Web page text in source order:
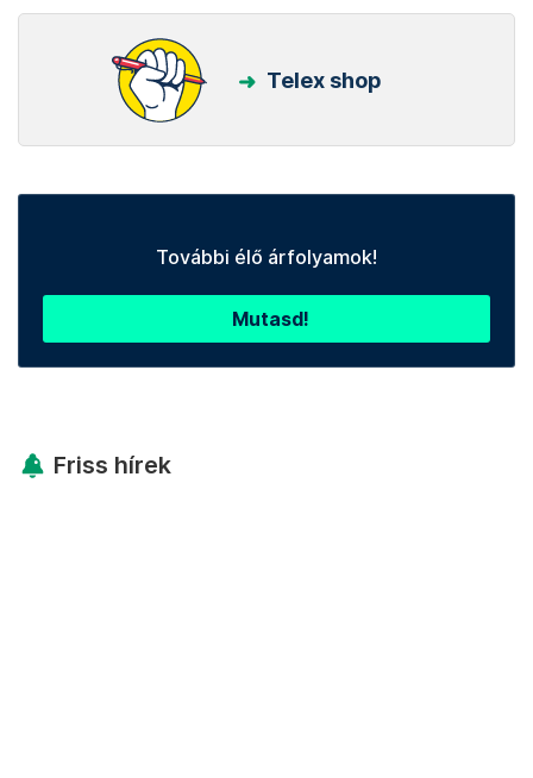
Telex shop
További élő árfolyamok!
Mutasd!
Friss hírek